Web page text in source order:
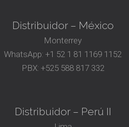
Distribuidor – México
Monterrey
WhatsApp: +1 52 1 81 1169 1152
PBX: +525 588 817 332
Distribuidor – Perú II